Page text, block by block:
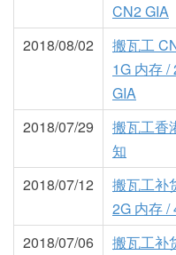
CN2 GIA
2018/08/02
搬瓦工
1G 内存 /
GIA
2018/07/29
搬瓦工香
知
2018/07/12
搬瓦工补
2G 内存 /
2018/07/06
搬瓦工补